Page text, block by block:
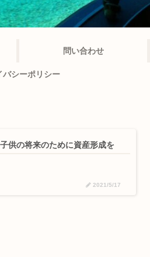
問い合わせ
バシーポリシー
子供の将来のために資産形成を
2021/5/17